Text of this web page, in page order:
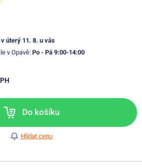
v úterý 11. 8. u vás
v Opavě: Po - Pá 9:00-14:00
Do košíku
Hlídat cenu